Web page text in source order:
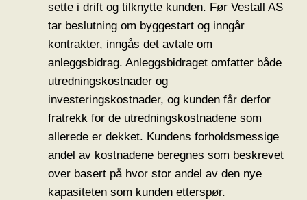
sette i drift og tilknytte kunden. Før Vestall AS
tar beslutning om byggestart og inngår
kontrakter, inngås det avtale om
anleggsbidrag. Anleggsbidraget omfatter både
utredningskostnader og
investeringskostnader, og kunden får derfor
fratrekk for de utredningskostnadene som
allerede er dekket. Kundens forholdsmessige
andel av kostnadene beregnes som beskrevet
over basert på hvor stor andel av den nye
kapasiteten som kunden etterspør.